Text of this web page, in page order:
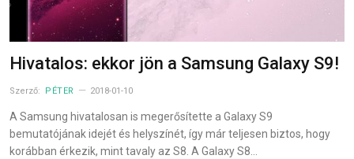
Hivatalos: ekkor jön a Samsung Galaxy S9!
Szerző: PÉTER 2018-01-10
A Samsung hivatalosan is megerősítette a Galaxy S9
bemutatójának idejét és helyszínét, így már teljesen biztos, hogy
korábban érkezik, mint tavaly az S8. A Galaxy S8…